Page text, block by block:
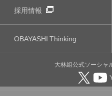
採用情報
OBAYASHIThinking
大林組公式ソーシャ